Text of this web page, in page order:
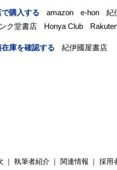
購入する amazon e-hon
紀
ク堂書店
Honya Club
庫を確認する 紀伊國屋書店
執筆者紹介 関連情報 採用